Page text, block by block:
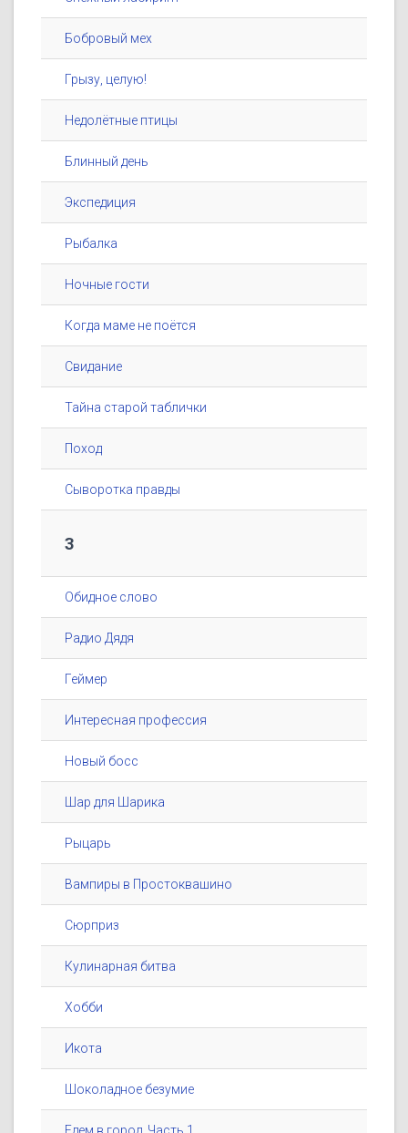
Бобровый мех
Грызу, целую!
Недолётные птицы
Блинный день
Экспедиция
Рыбалка
Ночные гости
Когда маме не поётся
Свидание
Тайна старой таблички
Поход
Сыворотка правды
3
Обидное слово
Радио Дядя
Геймер
Интересная профессия
Новый босс
Шар для Шарика
Рыцарь
Вампиры в Простоквашино
Сюрприз
Кулинарная битва
Хобби
Икота
Шоколадное безумие